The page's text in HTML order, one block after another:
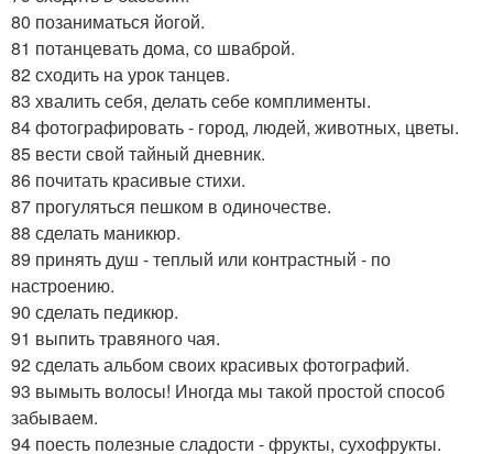
80 позаниматься йогой.
81 потанцевать дома, со шваброй.
82 сходить на урок танцев.
83 хвалить себя, делать себе комплименты.
84 фотографировать - город, людей, животных, цветы.
85 вести свой тайный дневник.
86 почитать красивые стихи.
87 прогуляться пешком в одиночестве.
88 сделать маникюр.
89 принять душ - теплый или контрастный - по
настроению.
90 сделать педикюр.
91 выпить травяного чая.
92 сделать альбом своих красивых фотографий.
93 вымыть волосы! Иногда мы такой простой способ
забываем.
94 поесть полезные сладости - фрукты, сухофрукты.